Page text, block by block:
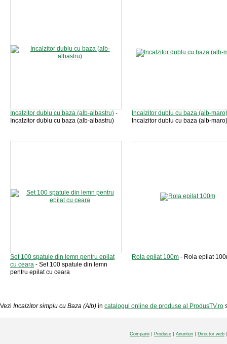
Incalzitor dublu cu baza (alb-albastru) -
Incalzitor dublu cu baza (alb-albastru)
Incalzitor dublu cu baza (alb-maro)
Incalzitor dublu cu baza (alb-maro)
Set 100 spatule din lemn pentru epilat
cu ceara - Set 100 spatule din lemn
pentru epilat cu ceara
Rola epilat 100m - Rola epilat
Vezi Incalzitor simplu cu Baza (Alb) in catalogul online de produse al ProdusTV.ro
Companii Produse Anunturi Director web